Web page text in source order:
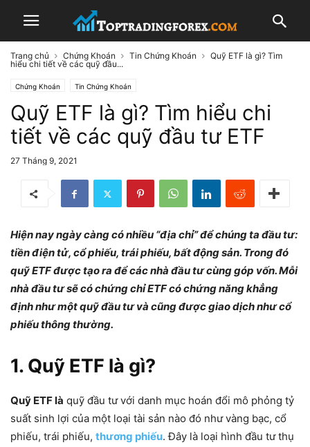
Trang chủ Chứng Khoán Tin Chứng Khoán
Quỹ ETF là gì? Tìm
hiểu chi tiết về các quỹ đầu...
Chứng Khoán Tin Chứng Khoán
Quỹ ETF là gì? Tìm hiểu chi
tiết về các quỹ đầu tư ETF
27 Tháng 9, 2021
Hiện nay ngày càng có nhiều “địa chỉ” để chúng ta đầu tư:
tiền điện tử, cổ phiếu, trái phiếu, bất động sản. Trong đó
quỹ ETF được tạo ra để các nhà đầu tư cùng góp vốn. Mỗi
nhà đầu tư sẽ có chứng chỉ ETF có chứng năng khẳng
định như một quỹ đầu tư và cũng được giao dịch như cổ
phiếu thông thường.
1. Quỹ ETF là gì?
Quỹ ETF là quỹ đầu tư với danh mục hoán đổi mô phỏng tỷ
suất sinh lợi của một loại tài sản nào đó như vàng bạc, cổ
phiếu, trái phiếu, thương phiếu. Đây là loại hình đầu tư thụ